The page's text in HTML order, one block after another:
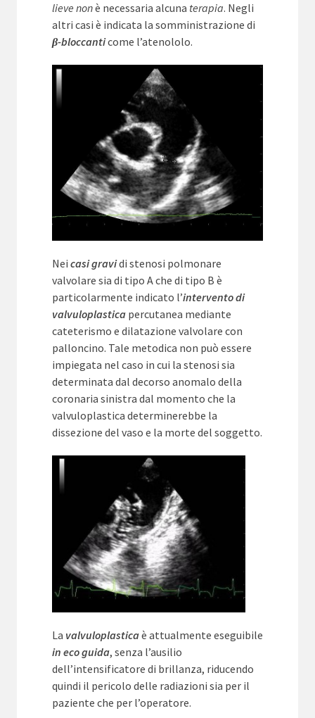
lieve nonè necessaria alcuna terapia. Negli
altri casi è indicata la somministrazione di
β-bloccanticome l’atenololo.
Nei casi gravidi stenosi polmonare
valvolare sia di tipo A che di tipo B è
particolarmente indicato l’intervento di
valvuloplastica percutanea mediante
cateterismo e dilatazione valvolare con
palloncino. Tale metodica non può essere
impiegata nel caso in cui la stenosi sia
determinata dal decorso anomalo della
coronaria sinistra dal momento che la
valvuloplastica determinerebbe la
dissezione del vaso e la morte del soggetto.
La valvuloplasticaè attualmente eseguibile
in eco guida, senza l’ausilio
dell’intensificatore di brillanza, riducendo
quindi il pericolo delle radiazioni sia per il
paziente che per l’operatore.